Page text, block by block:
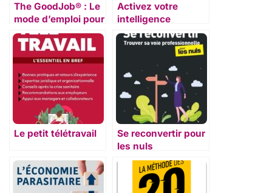
The GoodJob® : Le
mode d’emploi pour
trouver le bon
emploi
Activez votre
intelligence
émotionnelle
Le petit télétravail
Se reconvertir pour
les nuls